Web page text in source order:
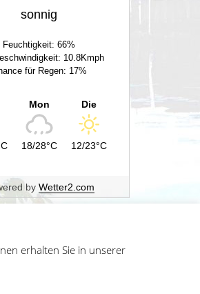
sonnig
Feuchtigkeit: 66%
10.8Kmph
für Regen: 17%
Mon
18/28°C
Die
12/23°C
by Wetter2.com
erhalten Sie in unserer